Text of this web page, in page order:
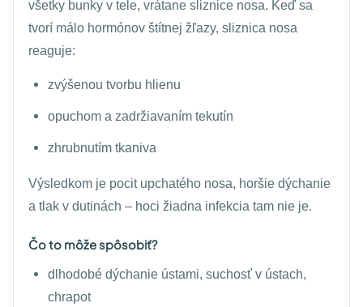
všetky bunky v tele, vrátane sliznice nosa. Keď sa
tvorí málo hormónov štítnej žľazy, sliznica nosa
reaguje:
zvýšenou tvorbu hlienu
opuchom a zadržiavaním tekutín
zhrubnutím tkaniva
Výsledkom je pocit upchatého nosa, horšie dýchanie
a tlak v dutinách – hoci žiadna infekcia tam nie je.
Čo to môže spôsobiť?
dlhodobé dýchanie ústami, suchosť v ústach,
chrapot